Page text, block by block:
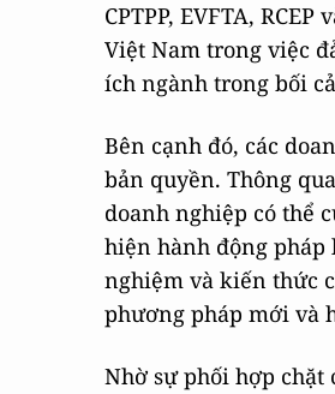
CPTPP, EVFTA,
Việt Nam trong việc
ích ngành trong bối
Bên cạnh đó, các
bản quyền. Thông
doanh nghiệp có thể
hiện hành động
nghiệm và kiến thức
phương pháp mới và
Nhờ sự phối hợp